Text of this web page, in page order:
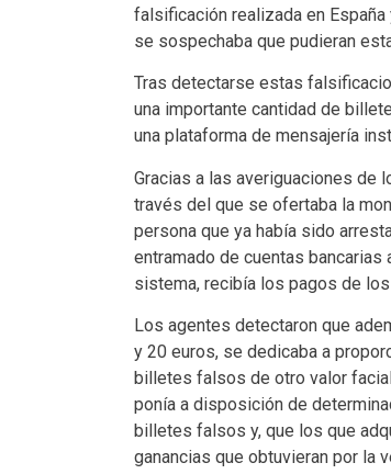
falsificación realizada en
se sospechaba que pudieran
Tras detectarse estas
una importante cantidad de
una plataforma de mensajería
Gracias a las averiguaciones de
través del que se ofertaba la
persona que ya había sido
entramado de cuentas
sistema, recibía los pagos de
Los agentes detectaron que
y 20 euros, se dedicaba a
billetes falsos de otro valor
ponía a disposición de
billetes falsos y, que los que
ganancias que obtuvieran por la